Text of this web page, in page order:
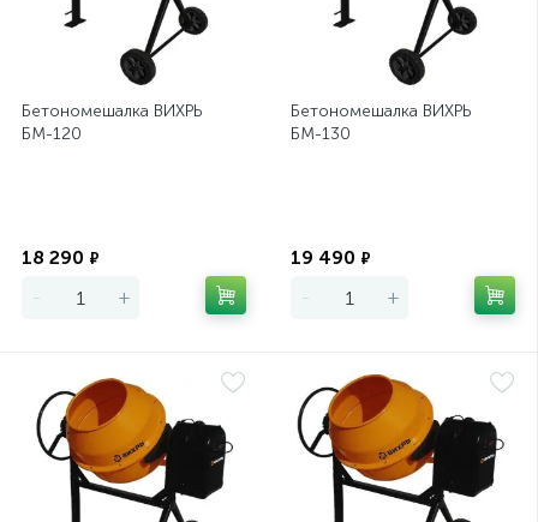
Бетономешалка ВИХРЬ
БМ-120
18 290 ₽
- +
Бетономешалка ВИХРЬ
БМ-130
19 490 ₽
- +